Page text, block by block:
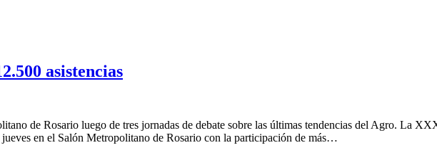
asistencias
de Rosario luego de tres jornadas de debate sobre las últimas tendencias del Agro. La
en el Salón Metropolitano de Rosario con la participación de más…